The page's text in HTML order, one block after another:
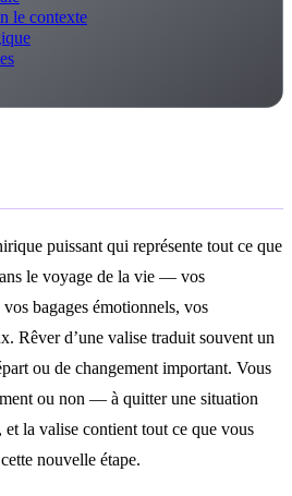
le contexte
puissant qui représente tout ce que
le voyage de la vie — vos
bagages émotionnels, vos
Rêver d’une valise traduit souvent un
ou de changement important. Vous
ou non — à quitter une situation
la valise contient tout ce que vous
nouvelle étape.